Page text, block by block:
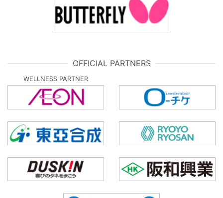
OFFICIAL PARTNERS
WELLNESS PARTNER